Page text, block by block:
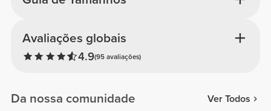
Avaliações globais
4.9(95 avaliações)
Da nossa comunidade Ver Todos